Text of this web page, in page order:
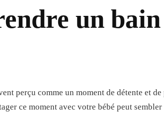
un bain
perçu comme un moment de détente et
ce moment avec votre bébé peut